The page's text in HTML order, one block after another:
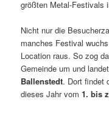
größten Metal-Festivals
Nicht nur die
manches Festival
Location raus. So zog
Gemeinde um und
Ballenstedt. Dort findet
dieses Jahr vom1. bis